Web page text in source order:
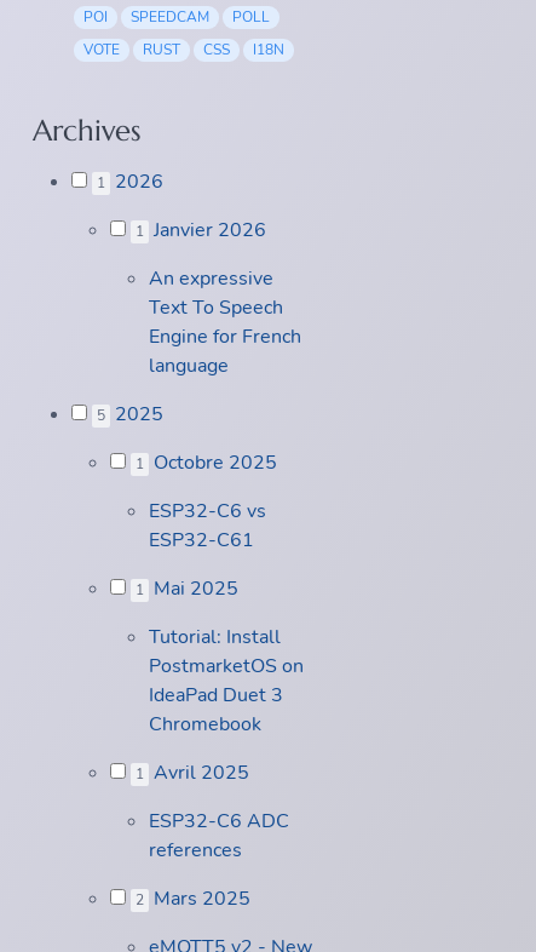
POI
SPEEDCAM
POLL
VOTE
RUST CSS I18N
Archives
1 2026
1 Janvier 2026
An expressive
Text To Speech
Engine for French
language
5 2025
1
Octobre 2025
ESP32-C6 vs
ESP32-C61
1
Mai 2025
Tutorial: Install
PostmarketOS on
IdeaPad Duet 3
Chromebook
1 Avril 2025
ESP32-C6 ADC
references
2 Mars 2025
eMQTT5 v2 - New